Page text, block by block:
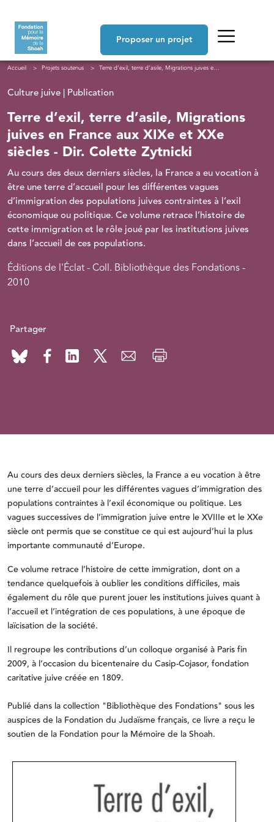
Proposer un projet
Fil d'Ariane
Accueil Projets soutenus Terre d’exil, terre d’asile, Migrations juives en France aux XIXe et XXe siècles - Dir. Colette Zytnicki
Culture juive | Publication
Terre d’exil, terre d’asile, Migrations
juives en France aux XIXe et XXe
siècles - Dir. Colette Zytnicki
Au cours des deux derniers siècles, la France a eu vocation à
être une terre d’accueil pour les différentes vagues
d’immigration des populations juives contraintes à l’exil
économique ou politique. Ce volume retrace l’histoire de
cette immigration et le rôle joué par les institutions juives
dans l’accueil de ces populations.
Éditions de l'Éclat - Coll. Bibliothèque des Fondations -
2010
Partager
Au cours des deux derniers siècles, la France a eu vocation à être
une terre d’accueil pour les différentes vagues d’immigration des
populations contraintes à l’exil économique ou politique. Les
vagues successives de l’immigration juive entre le XVIIIe et le XXe
siècle ont permis que se constitue ce qui est aujourd’hui la plus
importante communauté d’Europe.
Ce volume retrace l’histoire de cette immigration, dont on a
tendance quelquefois à oublier les conditions difficiles, mais
également du rôle que purent jouer les institutions juives quant à
l’accueil et l’intégration de ces populations, à une époque de
laïcisation de la société.
Il regroupe les contributions d’un colloque organisé à Paris fin
2009, à l’occasion du bicentenaire du Casip-Cojasor, fondation
caritative juive créée en 1809.
Publié dans la collection "Bibliothèque des Fondations" sous les
auspices de la Fondation du Judaïsme français, ce livre a reçu le
soutien de la Fondation pour la Mémoire de la Shoah.